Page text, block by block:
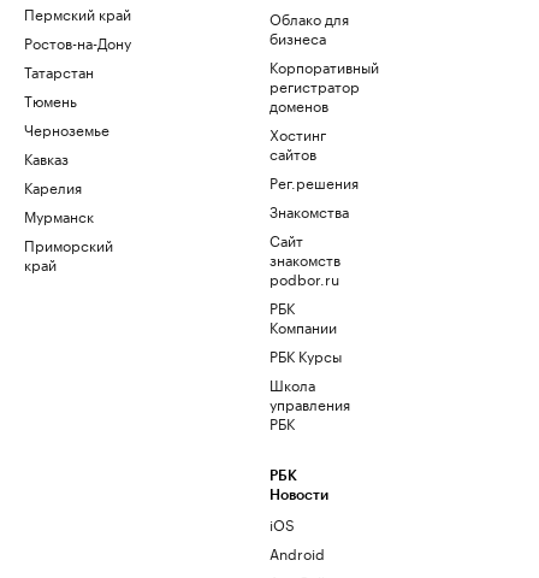
Пермский край
Ростов-на-Дону
Татарстан
Тюмень
Черноземье
Кавказ
Карелия
Мурманск
Приморский
край
Облако для
бизнеса
Корпоративный
регистратор
доменов
Хостинг
сайтов
Рег.решения
Знакомства
Сайт
знакомств
podbor.ru
РБК
Компании
РБК Курсы
Школа
управления
РБК
РБК
Новости
iOS
Android